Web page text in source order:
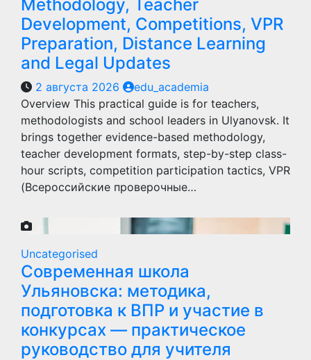
Methodology, Teacher
Development, Competitions, VPR
Preparation, Distance Learning
and Legal Updates
2 августа 2026
edu_academia
Overview This practical guide is for teachers,
methodologists and school leaders in Ulyanovsk. It
brings together evidence-based methodology,
teacher development formats, step-by-step class-
hour scripts, competition participation tactics, VPR
(Всероссийские проверочные…
Uncategorised
Современная школа
Ульяновска: методика,
подготовка к ВПР и участие в
конкурсах — практическое
руководство для учителя